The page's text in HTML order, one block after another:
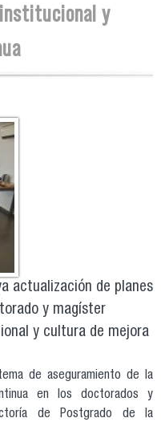
y
actualización de planes
y magíster
y cultura de mejora
de aseguramiento de la
en los doctorados y
de Postgrado de la